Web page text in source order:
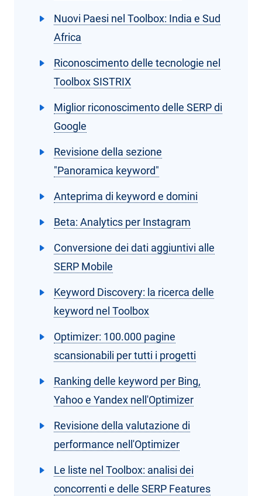
Nuovi Paesi nel Toolbox: India e Sud
Africa
Riconoscimento delle tecnologie nel
Toolbox SISTRIX
Miglior riconoscimento delle SERP di
Google
Revisione della sezione
"Panoramica keyword"
Anteprima di keyword e domini
Beta: Analytics per Instagram
Conversione dei dati aggiuntivi alle
SERP Mobile
Keyword Discovery: la ricerca delle
keyword nel Toolbox
Optimizer: 100.000 pagine
scansionabili per tutti i progetti
Ranking delle keyword per Bing,
Yahoo e Yandex nell'Optimizer
Revisione della valutazione di
performance nell'Optimizer
Le liste nel Toolbox: analisi dei
concorrenti e delle SERP Features